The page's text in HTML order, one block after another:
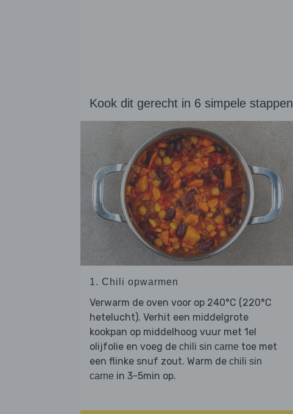
Kook dit gerecht in 6 simpele stappen
1. Chili opwarmen
Verwarm de oven voor op 240°C (220°C
hetelucht). Verhit een middelgrote
kookpan op middelhoog vuur met 1el
olijfolie en voeg de chili sin carne toe met
een flinke snuf zout. Warm de chili sin
carne in 3-5min op.